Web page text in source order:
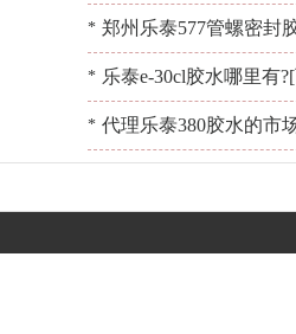
别真伪？[百乐粘胶]
* 郑州乐泰577管螺密封
什么？看[百乐粘胶]怎
* 乐泰e-30cl胶水哪里有
供一系列乐泰胶水
* 代理乐泰380胶水的市